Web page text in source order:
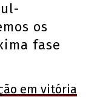
os
fase
em vitória